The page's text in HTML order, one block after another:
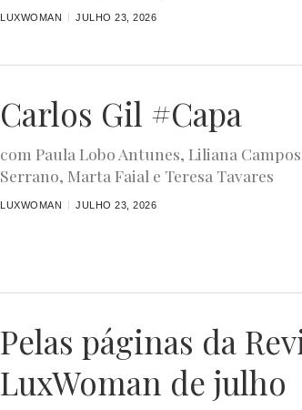
LUXWOMAN JULHO 23, 2026
Carlos Gil #Capa
com Paula Lobo Antunes, Liliana
Serrano, Marta Faial e Teresa Tavares
LUXWOMAN JULHO 23, 2026
Pelas páginas da
LuxWoman de julho